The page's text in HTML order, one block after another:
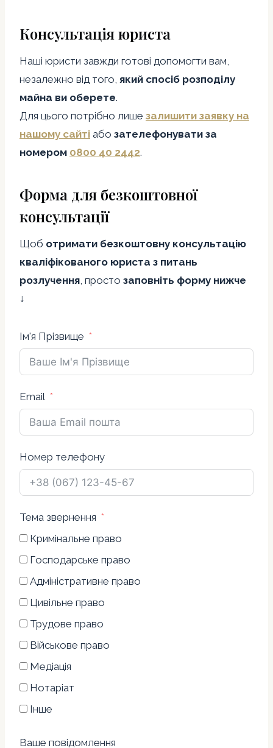
Консультація юриста
Наші юристи завжди готові допомогти вам,
незалежно від того, який спосіб розподілу
майна ви оберете.
Для цього потрібно лише залишити заявку на
нашому сайті або зателефонувати за
номером 0800 40 2442.
Форма для безкоштовної
консультації
Щоб отримати безкоштовну консультацію
кваліфікованого юриста з питань
розлучення , просто заповніть форму нижче
↓
Ім'я Прізвище
Email
Номер телефону
Тема звернення
Кримінальне право
Господарське право
Адміністративне право
Цивільне право
Трудове право
Військове право
Медіація
Нотаріат
Інше
Ваше повідомлення